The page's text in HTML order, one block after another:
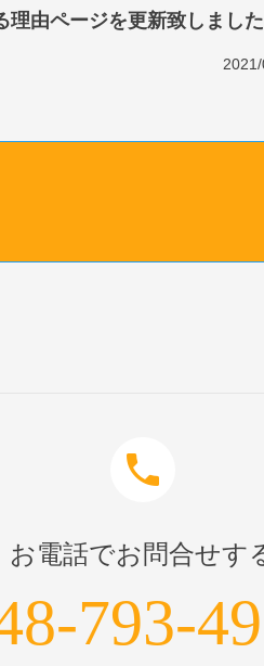
理由ページを更新致しまし
phone
お電話でお問合せす
793-